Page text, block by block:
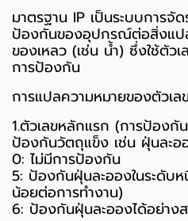
มาตรฐาน IP เป็นระบบการจั
ป้องกันของอุปกรณ์ต่อสิ่งแป
ของเหลว (เช่น น้ำ) ซึ่งใช้ตัว
การป้องกัน
การแปลความหมายของตัวเล
1.ตัวเลขหลักแรก (การป้อง
ป้องกันวัตถุแข็ง เช่น ฝุ่นละอ
0: ไม่มีการป้องกัน
5: ป้องกันฝุ่นละอองในระดับ
น้อยต่อการทำงาน)
6: ป้องกันฝุ่นละอองได้อย่า